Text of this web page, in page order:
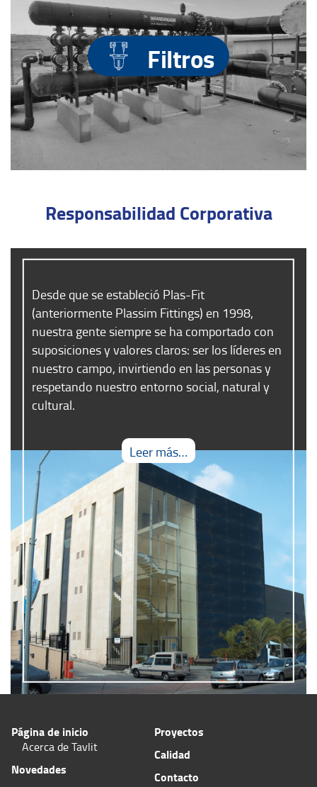
Filtros
Responsabilidad Corporativa
Desde que se estableció Plas-Fit
(anteriormente Plassim Fittings) en 1998,
nuestra gente siempre se ha comportado con
suposiciones y valores claros: ser los líderes en
nuestro campo, invirtiendo en las personas y
respetando nuestro entorno social, natural y
cultural.
Leer más…
Página de inicio
Acerca de Tavlit
Novedades
Proyectos
Calidad
Contacto